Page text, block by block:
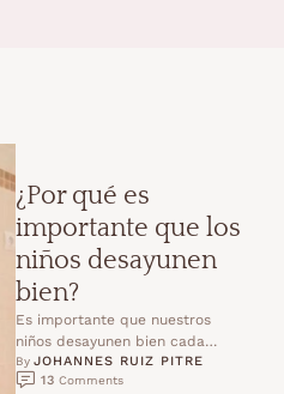
¿Por qué es
importante que los
niños desayunen
bien?
Es importante que nuestros
niños desayunen bien cada
mañana para mantener la
vitalidad y la energía que
By JOHANNES RUIZ PITRE
13 Comments